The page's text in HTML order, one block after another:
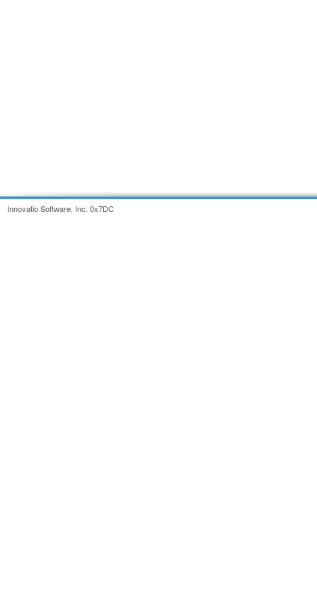
Innovatio Software, Inc. 0x7DC